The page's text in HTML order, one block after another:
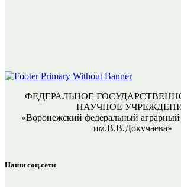
ФЕДЕРАЛЬНОЕ
НАУЧНОЕ
«Воронежский федеральный
им.В.В.Докучаева»
Наши соц.сети